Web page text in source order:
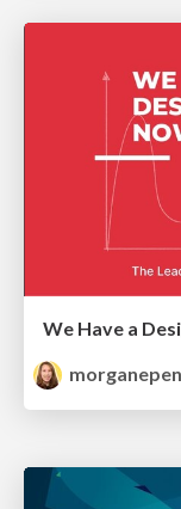
We Have a